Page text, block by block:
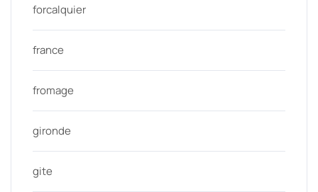
forcalquier
france
fromage
gironde
gite